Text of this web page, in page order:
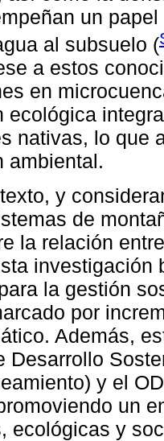
un
al subsuelo (
a estos
en
ecológica
nativas, lo que
ambiental.
y
de
la relación
investigación
la gestión
por
Además,
Desarrollo
y el
un
ecológicas y